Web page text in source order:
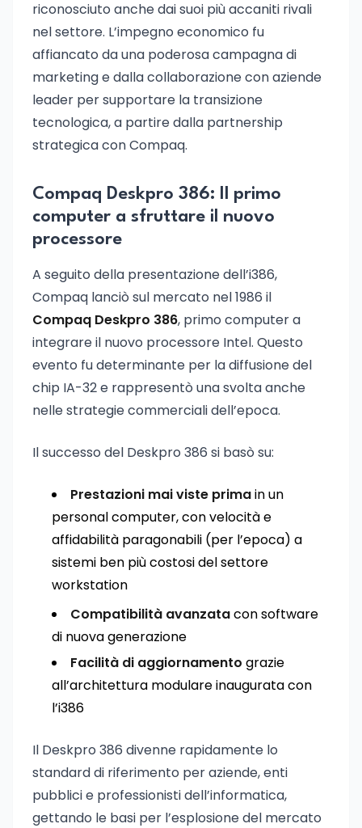
riconosciuto anche dai suoi più accaniti rivali
nel settore. L’impegno economico fu
affiancato da una poderosa campagna di
marketing e dalla collaborazione con aziende
leader per supportare la transizione
tecnologica, a partire dalla partnership
strategica con Compaq.
Compaq Deskpro 386: Il primo
computer a sfruttare il nuovo
processore
A seguito della presentazione dell’i386,
Compaq lanciò sul mercato nel 1986 il
Compaq Deskpro 386, primo computer a
integrare il nuovo processore Intel. Questo
evento fu determinante per la diffusione del
chip IA-32 e rappresentò una svolta anche
nelle strategie commerciali dell’epoca.
Il successo del Deskpro 386 si basò su:
Prestazioni mai viste primain un
personal computer, con velocità e
affidabilità paragonabili (per l’epoca) a
sistemi ben più costosi del settore
workstation
Compatibilità avanzatacon software
di nuova generazione
Facilità di aggiornamento grazie
all’architettura modulare inaugurata con
l’i386
Il Deskpro 386 divenne rapidamente lo
standard di riferimento per aziende, enti
pubblici e professionisti dell’informatica,
gettando le basi per l’esplosione del mercato